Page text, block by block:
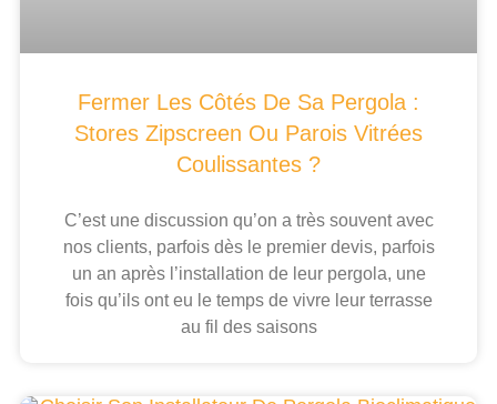
Fermer Les Côtés De Sa Pergola :
Stores Zipscreen Ou Parois Vitrées
Coulissantes ?
C’est une discussion qu’on a très souvent avec
nos clients, parfois dès le premier devis, parfois
un an après l’installation de leur pergola, une
fois qu’ils ont eu le temps de vivre leur terrasse
au fil des saisons